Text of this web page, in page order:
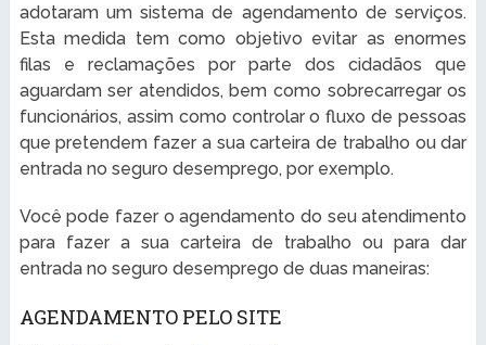
adotaram um sistema de agendamento de serviços.
Esta medida tem como objetivo evitar as enormes
filas e reclamações por parte dos cidadãos que
aguardam ser atendidos, bem como sobrecarregar os
funcionários, assim como controlar o fluxo de pessoas
que pretendem fazer a sua carteira de trabalho ou dar
entrada no seguro desemprego, por exemplo.
Você pode fazer o agendamento do seu atendimento
para fazer a sua carteira de trabalho ou para dar
entrada no seguro desemprego de duas maneiras:
AGENDAMENTO PELO SITE